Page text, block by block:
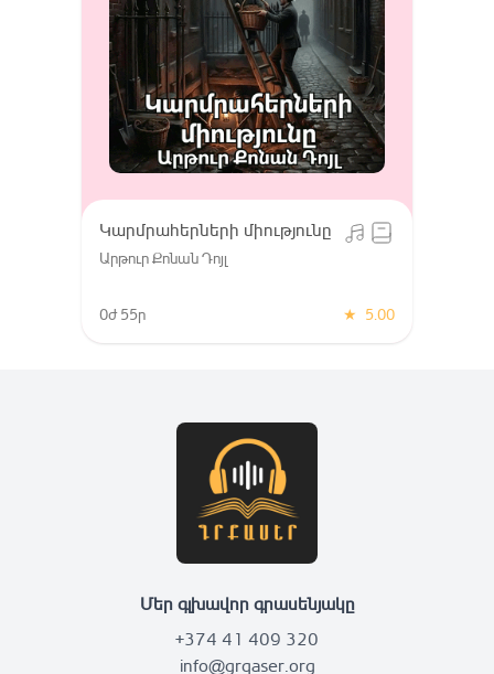
Կարմրահերների միությունը
Արթուր Քոնան Դոյլ
0ժ 55ր ★ 5.00
Մեր գլխավոր գրասենյակը
+374 41 409 320
info@grqaser.org